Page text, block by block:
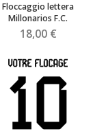
Floccaggio lettera
Millonarios F.C.
18,00 €